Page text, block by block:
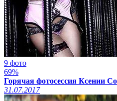
9 фото
69%
Горячая фотосессия Ксении
31.07.2017